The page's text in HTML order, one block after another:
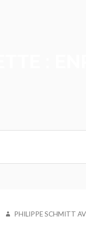
AUTEUR
PHILIPPE SCHMITT